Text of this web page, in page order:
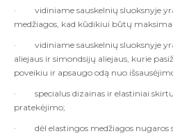
·
vidiniame sauskelnių sluoksnyje
medžiagos, kad kūdikiui būtų
·
vidiniame sauskelnių sluoksnyje
aliejaus ir simondsijų aliejaus, kurie
poveikiu ir apsaugo odą nuo
·
specialus dizainas ir elastiniai
pratekėjimo;
·
dėl elastingos medžiagos nugaros